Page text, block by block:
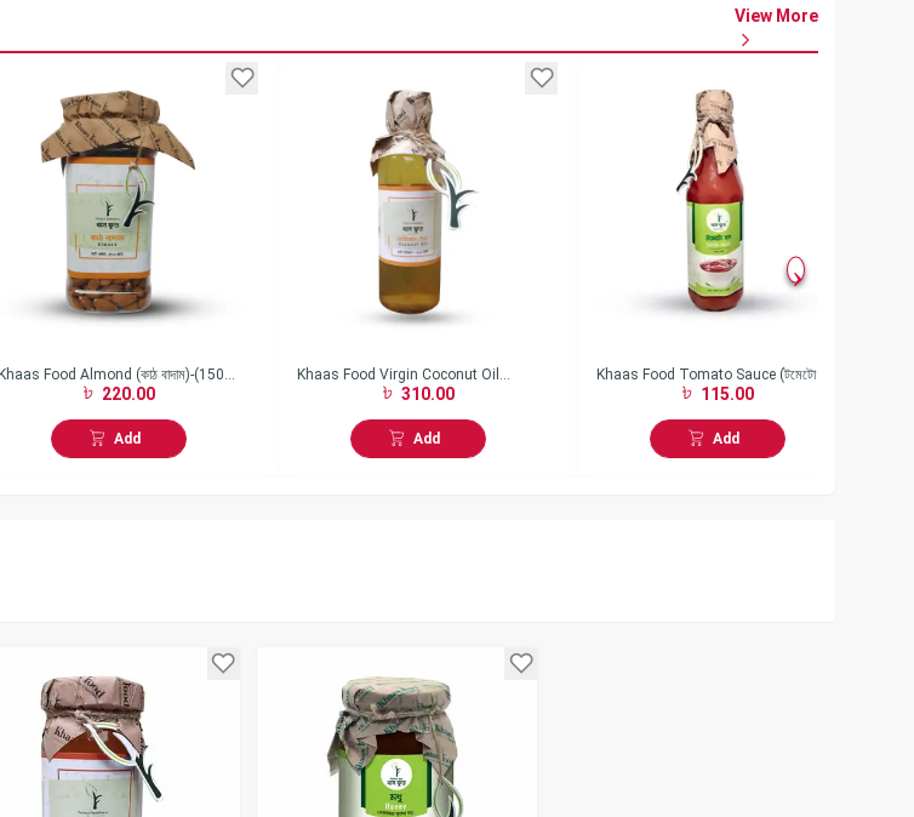
View More
Khaas Food Almond (কাঠ বাদাম)-(150
220.00
Add
Khaas Food Virgin Coconut Oil
(নারিকেল তেল) (200 gm)
310.00
Add
Khaas Food Tomato Sauce (টমেটো সস)
115.00
Add